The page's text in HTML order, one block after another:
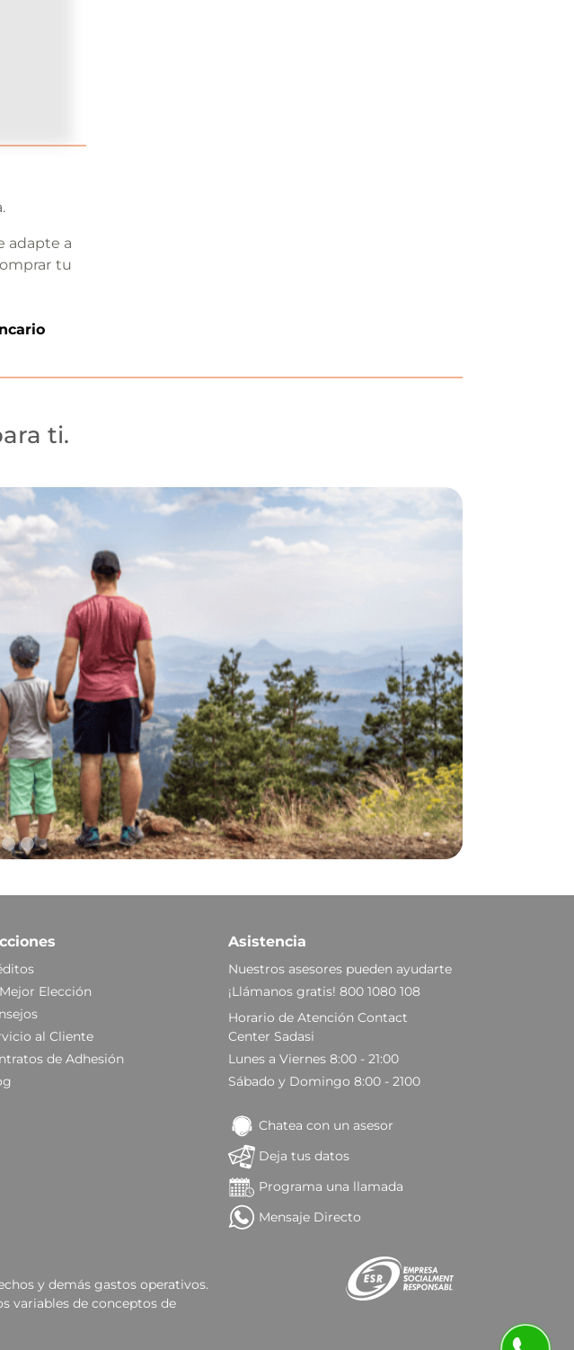
adapte a
tu
ti.
Elección
al Cliente
de Adhesión
Asistencia
Nuestros asesores pueden ayudarte
¡Llámanos gratis! 800 1080 108
Horario de Atención Contact
Center Sadasi
Lunes a Viernes 8:00 - 21:00
Sábado y Domingo 8:00 - 2100
Chatea con un asesor
Deja tus datos
Programa una llamada
Mensaje Directo
y demás gastos operativos.
variables de conceptos de